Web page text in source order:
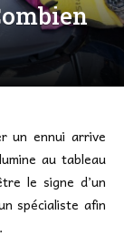
un ennui arrive
au tableau
le signe d’un
spécialiste afin